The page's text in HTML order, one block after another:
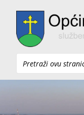
Pretraži